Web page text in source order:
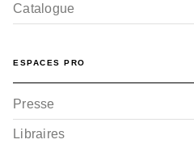
Catalogue
ESPACES PRO
Presse
Libraires